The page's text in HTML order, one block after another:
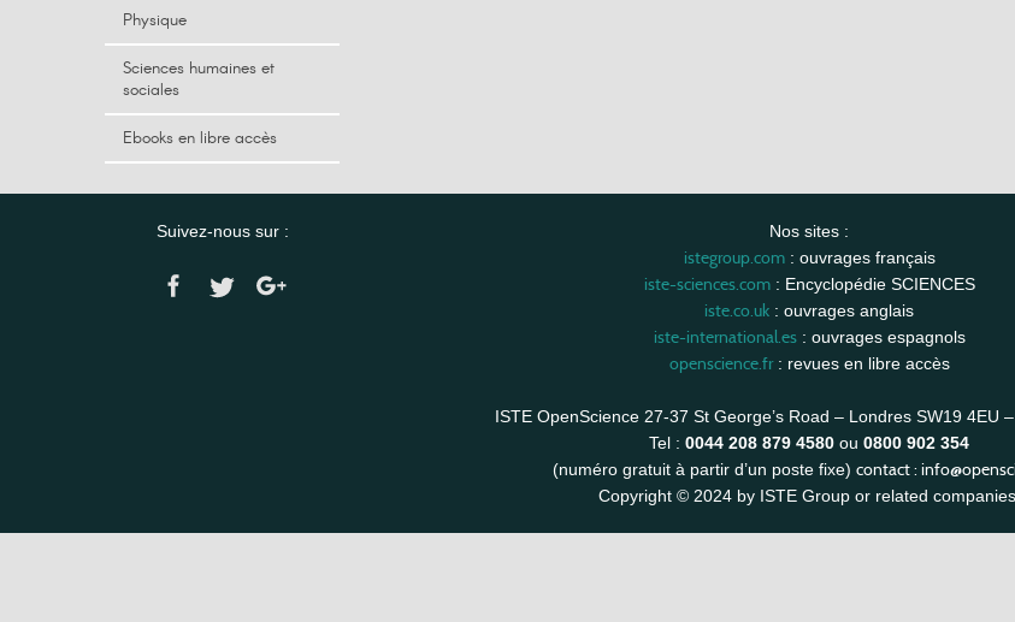
Physique
Sciences humaines et
sociales
Ebooks en libre accès
Suivez-nous sur : Nos sites :
istegroup.com: ouvrages français
iste-sciences.com: Encyclopédie SCIENCES
iste.co.uk : ouvrages anglais
iste-international.es: ouvrages espagnols
openscience.fr: revues en libre accès
ISTE OpenScience 27-37 St George’s Road – Londres SW19 4EU
Tel : 0044 208 879 4580 ou 0800 902 354
(numéro gratuit à partir d’un poste fixe) contact :
Copyright © 2024 by ISTE Group or related companies.